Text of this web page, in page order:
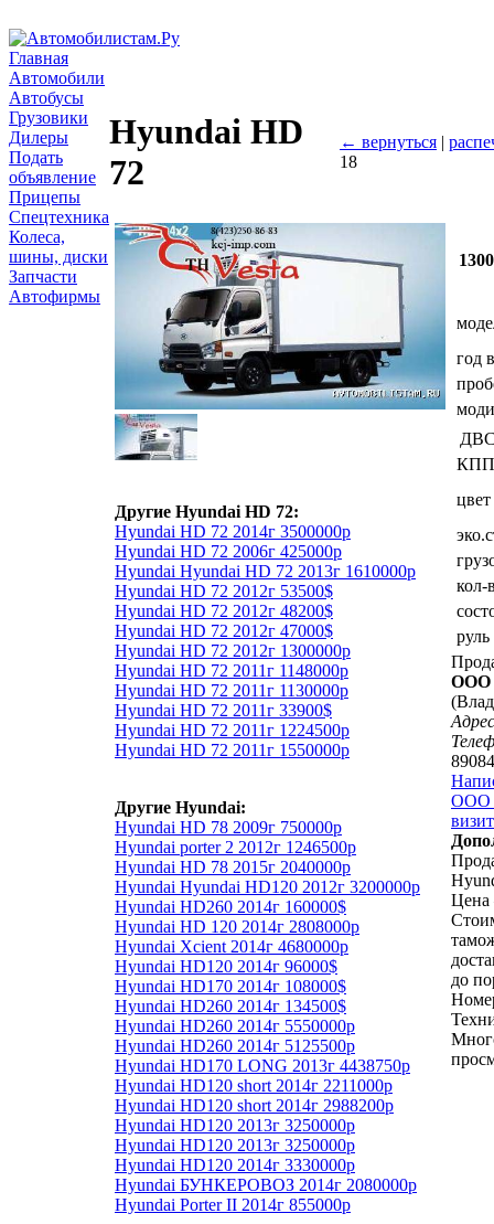
Главная
Автомобили
Автобусы
Грузовики
Дилеры
Подать
объявление
Прицепы
Спецтехника
Колеса,
шины, диски
Запчасти
Автофирмы
Hyundai HD
72
← вернуться |
18
Другие Hyundai HD 72:
Hyundai HD 72 2014г 3500000р
Hyundai HD 72 2006г 425000р
Hyundai Hyundai HD 72 2013г 1610000р
Hyundai HD 72 2012г 53500$
Hyundai HD 72 2012г 48200$
Hyundai HD 72 2012г 47000$
Hyundai HD 72 2012г 1300000р
Hyundai HD 72 2011г 1148000р
Hyundai HD 72 2011г 1130000р
Hyundai HD 72 2011г 33900$
Hyundai HD 72 2011г 1224500р
Hyundai HD 72 2011г 1550000р
Другие Hyundai:
Hyundai HD 78 2009г 750000р
Hyundai porter 2 2012г 1246500р
Hyundai HD 78 2015г 2040000р
Hyundai Hyundai HD120 2012г 3200000р
Hyundai HD260 2014г 160000$
Hyundai HD 120 2014г 2808000р
Hyundai Xcient 2014г 4680000р
Hyundai HD120 2014г 96000$
Hyundai HD170 2014г 108000$
Hyundai HD260 2014г 134500$
Hyundai HD260 2014г 5550000р
Hyundai HD260 2014г 5125500р
Hyundai HD170 LONG 2013г 4438750р
Hyundai HD120 short 2014г 2211000р
Hyundai HD120 short 2014г 2988200р
Hyundai HD120 2013г 3250000р
Hyundai HD120 2013г 3250000р
Hyundai HD120 2014г 3330000р
Hyundai БУНКЕРОВОЗ 2014г 2080000р
Hyundai Porter II 2014г 855000р
год
КПП
цвет
кол-
руль
ООО
ООО
Цена
до